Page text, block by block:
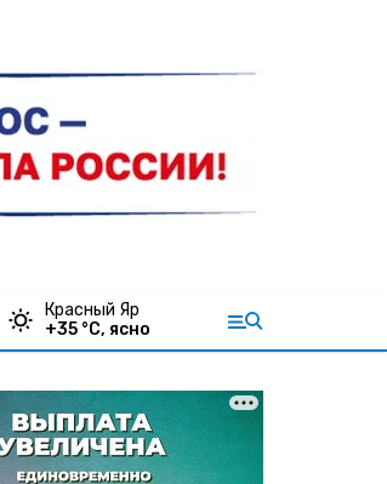
Красный Яр
+35 °С, ясно